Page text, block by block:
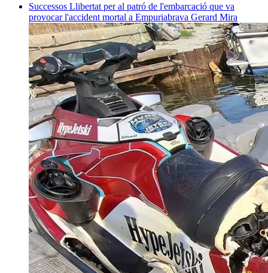
Successos Llibertat per al patró de l'embarcació que va
provocar l'accident mortal a Empuriabrava Gerard Mira